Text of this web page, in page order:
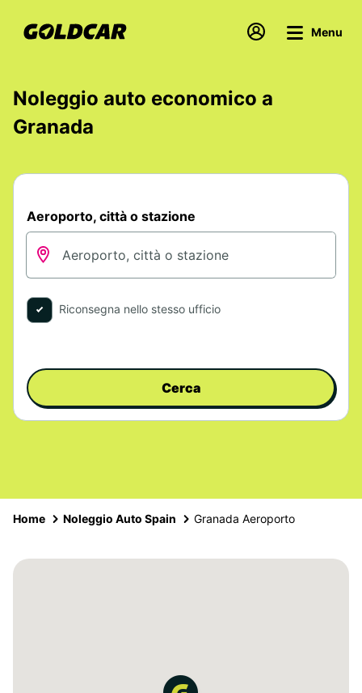
Menu
Noleggio auto economico a
Granada
Aeroporto, città o stazione
Riconsegna nello stesso ufficio
Cerca
Home Noleggio Auto Spain Granada Aeroporto